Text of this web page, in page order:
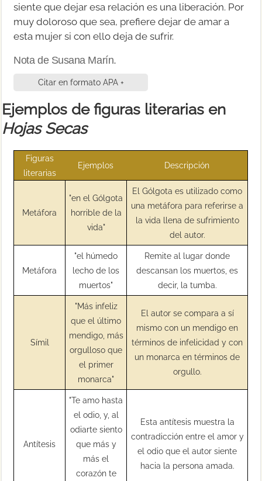
siente que dejar esa relación es una liberación. Por
muy doloroso que sea, prefiere dejar de amar a
esta mujer si con ello deja de sufrir.
Nota de Susana Marín.
Citar en formato APA +
Ejemplos de figuras literarias en
Hojas Secas
Figuras
literarias
Ejemplos Descripción
Metáfora
"en el Gólgota
horrible de la
vida"
El Gólgota es utilizado como
una metáfora para referirse a
la vida llena de sufrimiento
del autor.
Metáfora
"el húmedo
lecho de los
muertos"
Remite al lugar donde
descansan los muertos, es
decir, la tumba.
Símil
"Más infeliz
que el último
mendigo, más
orgulloso que
el primer
monarca"
El autor se compara a sí
mismo con un mendigo en
términos de infelicidad y con
un monarca en términos de
orgullo.
Antítesis
"Te amo hasta
el odio, y, al
odiarte siento
que más y
más el
corazón te
Esta antítesis muestra la
contradicción entre el amor y
el odio que el autor siente
hacia la persona amada.